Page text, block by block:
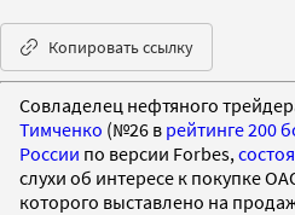
Копировать ссылку
Совладелец нефтяного
Тимченко (№26 в рейтинге 200
России по версии Forbes,
слухи об интересе к покупке
которого выставлено на